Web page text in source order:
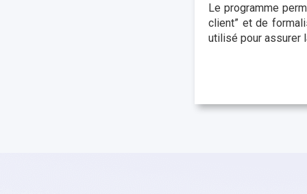
Le programme
client” et de
utilisé pour assurer